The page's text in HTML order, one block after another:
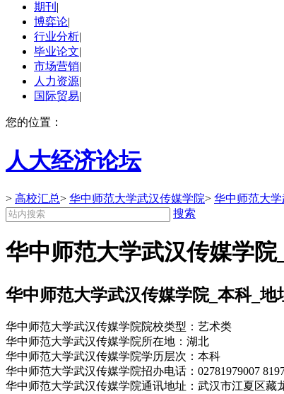
期刊 |
博弈论|
行业分析|
毕业论文|
市场营销|
人力资源|
国际贸易|
您的位置：
人大经济论坛
> 高校汇总> 华中师范大学武汉传媒学院> 华中师范大
搜索
华中师范大学武汉传媒学
华中师范大学武汉传媒学院_本科_地
华中师范大学武汉传媒学院院校类型：艺术类
华中师范大学武汉传媒学院所在地：湖北
华中师范大学武汉传媒学院学历层次：本科
华中师范大学武汉传媒学院招办电话：02781979007
华中师范大学武汉传媒学院通讯地址：武汉市江夏区藏